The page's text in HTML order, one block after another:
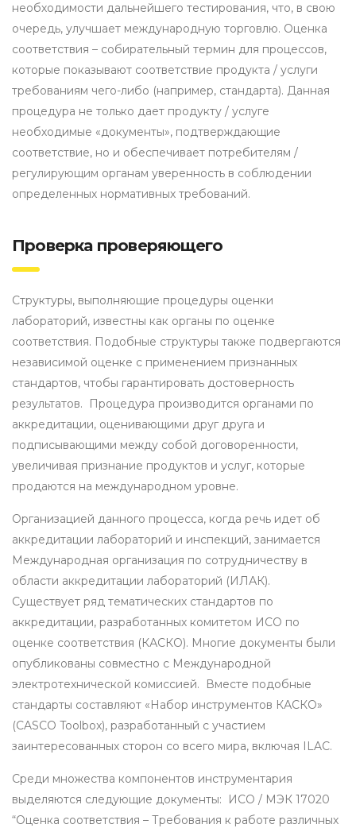
необходимости дальнейшего тестирования, что, в свою
очередь, улучшает международную торговлю. Оценка
соответствия – собирательный термин для процессов,
которые показывают соответствие продукта / услуги
требованиям чего-либо (например, стандарта). Данная
процедура не только дает продукту / услуге
необходимые «документы», подтверждающие
соответствие, но и обеспечивает потребителям /
регулирующим органам уверенность в соблюдении
определенных нормативных требований.
Проверка проверяющего
Структуры, выполняющие процедуры оценки
лабораторий, известны как органы по оценке
соответствия. Подобные структуры также подвергаются
независимой оценке с применением признанных
стандартов, чтобы гарантировать достоверность
результатов. Процедура производится органами по
аккредитации, оценивающими друг друга и
подписывающими между собой договоренности,
увеличивая признание продуктов и услуг, которые
продаются на международном уровне.
Организацией данного процесса, когда речь идет об
аккредитации лабораторий и инспекций, занимается
Международная организация по сотрудничеству в
области аккредитации лабораторий (ИЛАК).
Существует ряд тематических стандартов по
аккредитации, разработанных комитетом ИСО по
оценке соответствия (КАСКО). Многие документы были
опубликованы совместно с Международной
электротехнической комиссией. Вместе подобные
стандарты составляют «Набор инструментов КАСКО»
(CASCO Toolbox), разработанный с участием
заинтересованных сторон со всего мира, включая ILAC.
Среди множества компонентов инструментария
выделяются следующие документы: ИСО / МЭК 17020
“Оценка соответствия – Требования к работе различных